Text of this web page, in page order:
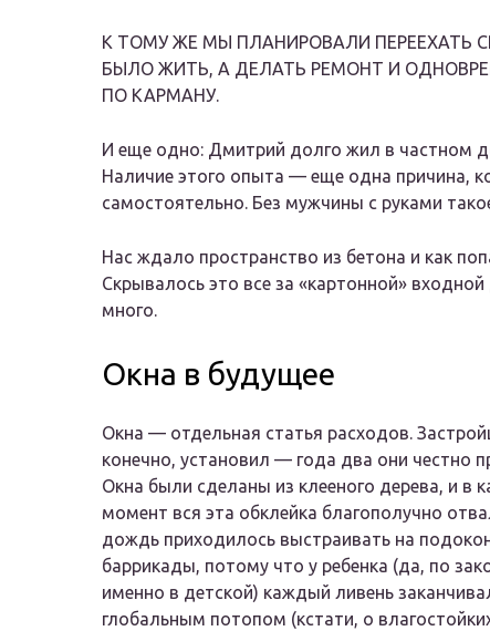
К ТОМУ ЖЕ МЫ ПЛАНИРОВАЛИ ПЕРЕЕХАТЬ
БЫЛО ЖИТЬ, А ДЕЛАТЬ РЕМОНТ И
ПО КАРМАНУ.
И еще одно: Дмитрий долго жил в частном
Наличие этого опыта — еще одна причина,
самостоятельно. Без мужчины с руками
Нас ждало пространство из бетона и как
Скрывалось это все за «картонной»
много.
Окна в будущее
Окна — отдельная статья расходов.
конечно, установил — года два они честно
Окна были сделаны из клееного дерева, и в
момент вся эта обклейка благополучно
дождь приходилось выстраивать на
баррикады, потому что у ребенка (да, по
именно в детской) каждый ливень
глобальным потопом (кстати, о